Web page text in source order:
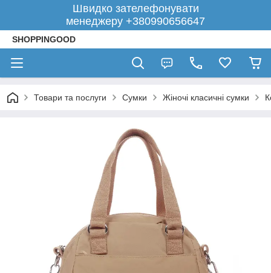
Швидко зателефонувати
менеджеру +380990656647
SHOPPINGOOD
Товари та послуги Сумки Жіночі класичні сумки